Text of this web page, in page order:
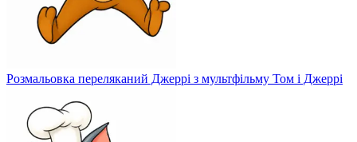
Розмальовка переляканий Джеррі з мультфільму Том і Джеррі